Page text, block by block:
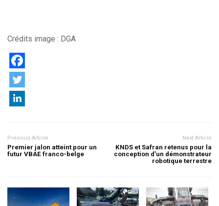
Crédits image : DGA
Previous Article
Premier jalon atteint pour un
futur VBAE franco-belge
Next Article
KNDS et Safran retenus pour la
conception d’un démonstrateur
robotique terrestre